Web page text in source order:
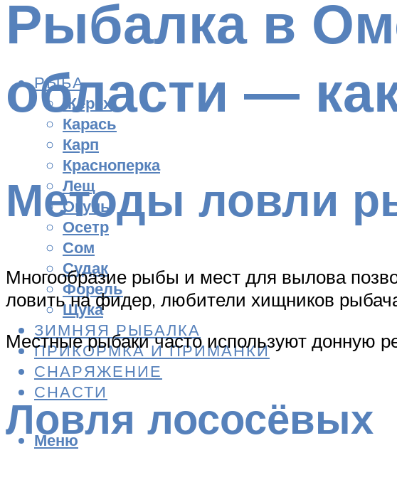
РЫБА
Жерех
Карась
Карп
Красноперка
Лещ
Окунь
Осетр
Сом
Судак
Форель
Щука
ЗИМНЯЯ РЫБАЛКА
ПРИКОРМКА И ПРИМАНКИ
СНАРЯЖЕНИЕ
СНАСТИ
Меню
Рыбалка в
области —
Методы ловли
Многообразие рыбы и мест для вылова
ловить на фидер, любители хищников
Местные рыбаки часто используют донную
Ловля лососёвых